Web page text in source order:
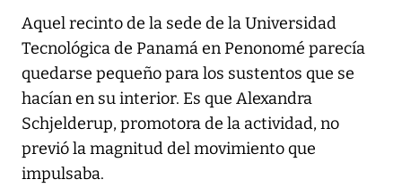
Aquel recinto de la sede de la Universidad
Tecnológica de Panamá en Penonomé parecía
quedarse pequeño para los sustentos que se
hacían en su interior. Es que Alexandra
Schjelderup, promotora de la actividad, no
previó la magnitud del movimiento que
impulsaba.